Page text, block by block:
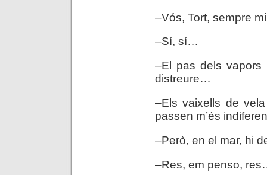
–Vós, Tort, sempre
–Sí, sí…
–El pas dels
distreure…
–Els vaixells de
passen m’és
–Però, en el mar, hi
–Res, em penso,